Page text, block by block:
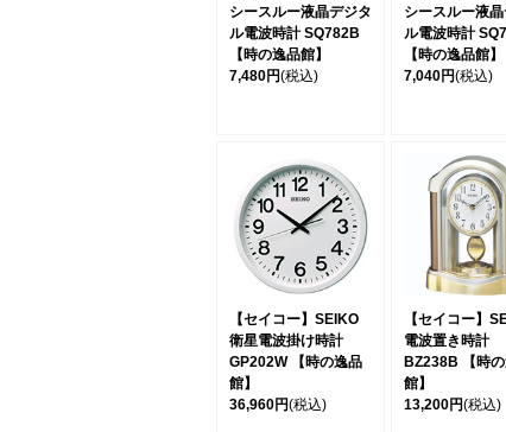
シースルー液晶デジタ
ル電波時計 SQ782B
【時の逸品館】
7,480円(税込)
シースルー液
ル電波時計
【時の逸品館】
7,040円(税込)
【セイコー】SEIKO
衛星電波掛け時計
GP202W 【時の逸品
館】
36,960円(税込)
【セイコー】
電波置き時計
BZ238B 【時
館】
13,200円(税込)